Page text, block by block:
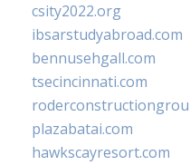
csity2022.org
ibsarstudyabroad.com
bennusehgall.com
tsecincinnati.com
plazabatai.com
hawkscayresort.com